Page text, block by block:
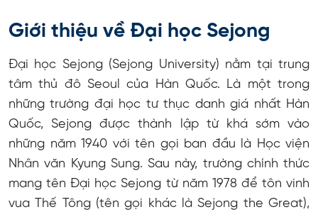
Giới thiệu về Đại học Sejong
Đại học Sejong (Sejong University) nằm tại trung
tâm thủ đô Seoul của Hàn Quốc. Là một trong
những trường đại học tư thục danh giá nhất Hàn
Quốc, Sejong được thành lập từ khá sớm vào
những năm 1940 với tên gọi ban đầu là Học viện
Nhân văn Kyung Sung. Sau này, trường chính thức
mang tên Đại học Sejong từ năm 1978 để tôn vinh
vua Thế Tông (tên gọi khác là Sejong the Great),